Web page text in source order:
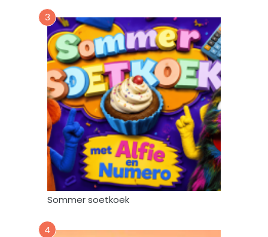
r
u
m
m
y
d
a
t
a
m
a
g
v
e
r
w
r
3
Sommer soetkoek
4